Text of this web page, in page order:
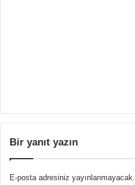
Bir yanıt yazın
E-posta adresiniz yayınlanmayacak.